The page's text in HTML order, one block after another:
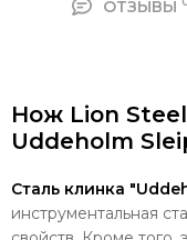
ОТЗЫВЫ
Нож Lion Steel
Uddeholm
Сталь клинка
инструментальная